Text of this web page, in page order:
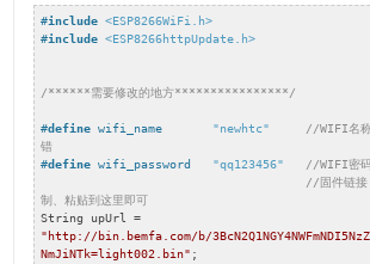
#include <ESP8266WiFi.h>
#include <ESP8266httpUpdate.h>
/******需要修改的地方****************/
#define wifi_name "newhtc"
//WIFI名称
错
#define wifi_password "qq123456"
//WIFI密
//固件链接
制、粘贴到这里即可
String upUrl =
"http://bin.bemfa.com/b/
NmJiNTk=light002.bin" ;